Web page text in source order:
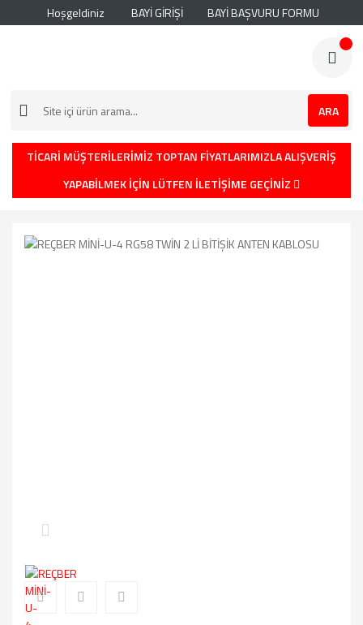
Hoşgeldiniz BAYİ GİRİŞİ BAYİ BAŞVURU FORMU
ARA
TİCARİ MÜŞTERİLERİMİZ TOPTAN FİYATLARIMIZLA ALIŞVERİŞ
YAPABİLMEK İÇİN LÜTFEN İLETİŞİME GEÇİNİZ